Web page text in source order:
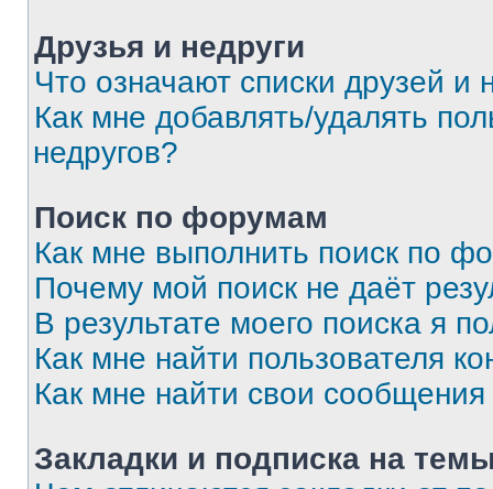
Друзья и недруги
Что означают списки друзей и
Как мне добавлять/удалять
недругов?
Поиск по форумам
Как мне выполнить поиск по
Почему мой поиск не даёт
В результате моего поиска я
Как мне найти пользователя
Как мне найти свои
Закладки и подписка на